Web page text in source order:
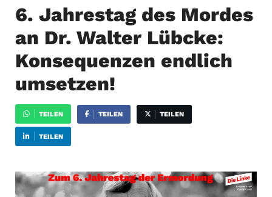
6. Jahrestag des Mordes
an Dr. Walter Lübcke:
Konsequenzen endlich
umsetzen!
TEILEN TEILEN TEILEN
TEILEN